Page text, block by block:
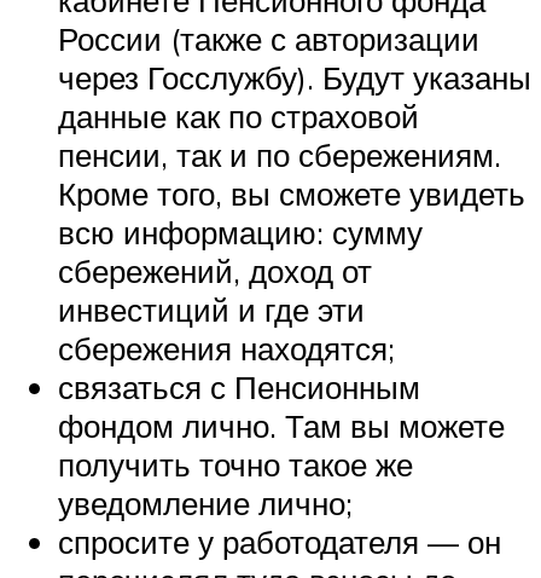
России (также с авторизации
через Госслужбу). Будут указаны
данные как по страховой
пенсии, так и по сбережениям.
Кроме того, вы сможете увидеть
всю информацию: сумму
сбережений, доход от
инвестиций и где эти
сбережения находятся;
связаться с Пенсионным
фондом лично. Там вы можете
получить точно такое же
уведомление лично;
спросите у работодателя — он